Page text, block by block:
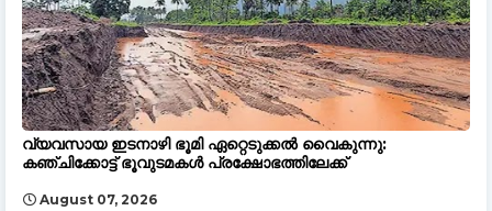
വ്യവസായ ഇടനാഴി ഭൂമി ഏറ്റെടുക്കൽ വൈകുന്നു:
കഞ്ചിക്കോട്ട് ഭൂവുടമകൾ പ്രക്ഷോഭത്തിലേക്ക്
August 07, 2026